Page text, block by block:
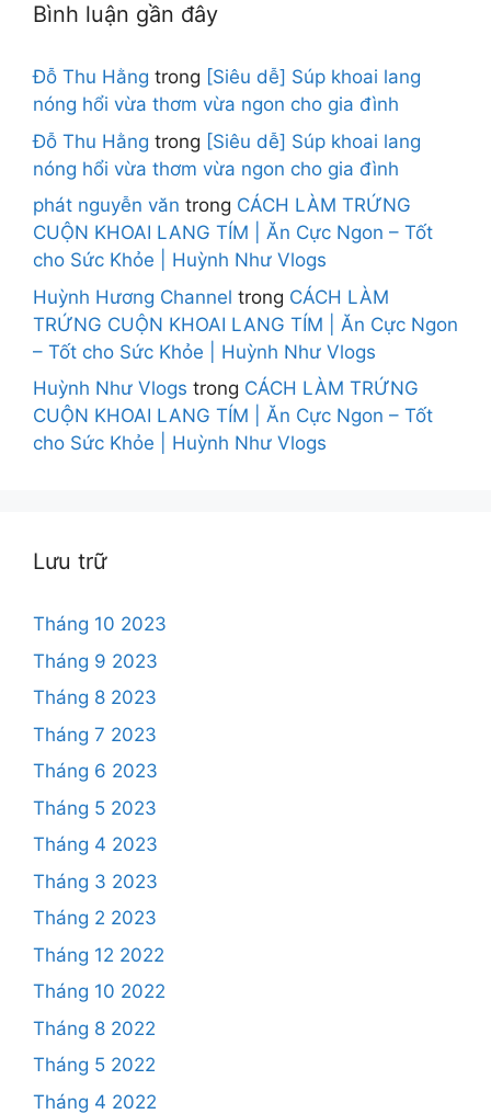
Bình luận gần đây
Đỗ Thu Hằng trong [Siêu dễ] Súp khoai lang
nóng hổi vừa thơm vừa ngon cho gia đình
Đỗ Thu Hằng trong [Siêu dễ] Súp khoai lang
nóng hổi vừa thơm vừa ngon cho gia đình
phát nguyễn văn trong CÁCH LÀM TRỨNG
CUỘN KHOAI LANG TÍM | Ăn Cực Ngon – Tốt
cho Sức Khỏe | Huỳnh Như Vlogs
Huỳnh Hương Channel trong CÁCH LÀM
TRỨNG CUỘN KHOAI LANG TÍM | Ăn Cực Ngon
– Tốt cho Sức Khỏe | Huỳnh Như Vlogs
Huỳnh Như Vlogs trong CÁCH LÀM TRỨNG
CUỘN KHOAI LANG TÍM | Ăn Cực Ngon – Tốt
cho Sức Khỏe | Huỳnh Như Vlogs
Lưu trữ
Tháng 10 2023
Tháng 9 2023
Tháng 8 2023
Tháng 7 2023
Tháng 6 2023
Tháng 5 2023
Tháng 4 2023
Tháng 3 2023
Tháng 2 2023
Tháng 12 2022
Tháng 10 2022
Tháng 8 2022
Tháng 5 2022
Tháng 4 2022